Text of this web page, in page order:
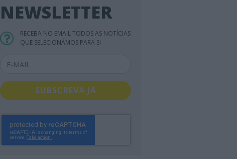
NEWSLETTER
RECEBA NO EMAIL TODOS AS NOTÍCIAS
QUE SELECIONÁMOS PARA SI
SUBSCREVA JÁ